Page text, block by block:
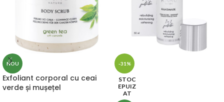
NOU
Exfoliant corporal cu ceai
verde și mușețel
-31%
STOC
EPUIZ
AT